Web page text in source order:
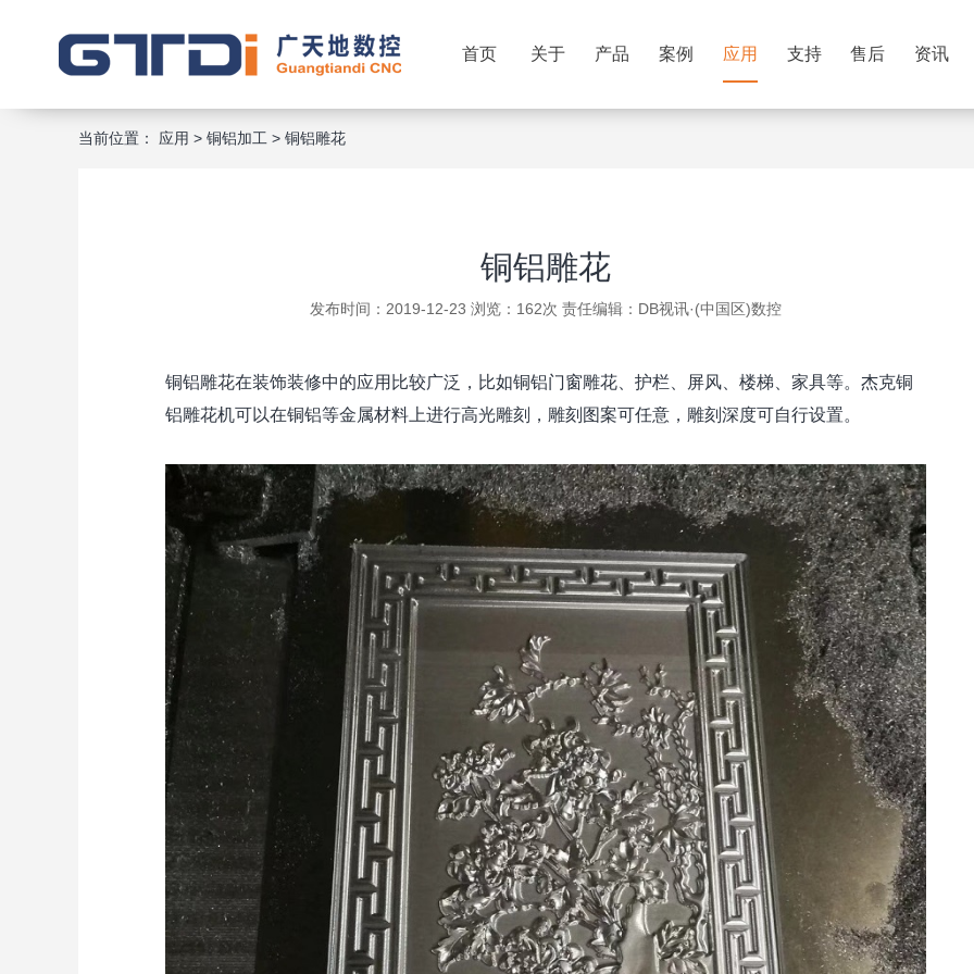
首页 关于 产品 案例 应用 支持 售后 资讯
当前位置： 应用 > 铜铝加工 > 铜铝雕花
铜铝雕花
发布时间：2019-12-23 浏览：162次 责任编辑： DB视讯·(中国区)数控
铜铝雕花在装饰装修中的应用比较广泛，比如铜铝门窗雕花、护栏、屏风、楼梯、家具等。杰克铜
铝雕花机可以在铜铝等金属材料上进行高光雕刻，雕刻图案可任意，雕刻深度可自行设置。